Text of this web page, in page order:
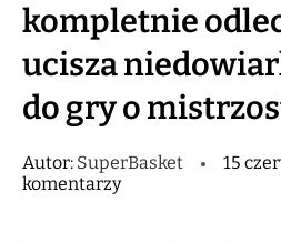
kompletnie
ucisza
do gry o
Autor: SuperBasket 15
komentarzy